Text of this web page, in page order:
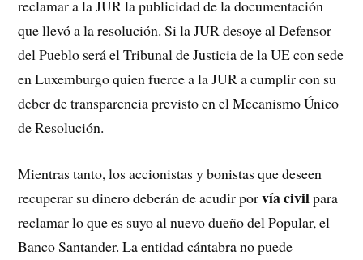
reclamar a la JUR la publicidad de la documentación
que llevó a la resolución. Si la JUR desoye al Defensor
del Pueblo será el Tribunal de Justicia de la UE con sede
en Luxemburgo quien fuerce a la JUR a cumplir con su
deber de transparencia previsto en el Mecanismo Único
de Resolución.
Mientras tanto, los accionistas y bonistas que deseen
recuperar su dinero deberán de acudir porvía civilpara
reclamar lo que es suyo al nuevo dueño del Popular, el
Banco Santander. La entidad cántabra no puede